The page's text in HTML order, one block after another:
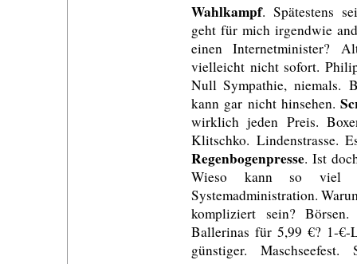
Wahlkampf. Spätestens
geht für mich irgendwie
einen Internetminister?
vielleicht nicht sofort.
Null Sympathie, niemals.
kann gar nicht hinsehen.
wirklich jeden Preis.
Klitschko. Lindenstrasse.
Regenbogenpresse. Ist
Wieso kann so viel
Systemadministration.
kompliziert sein?
Ballerinas für 5,99 €? 1-€-
günstiger.